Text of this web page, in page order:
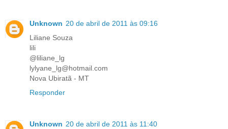
Unknown 20 de abril de 2011 às 09:16
Liliane Souza
lili
@liliane_lg
lylyane_lg@hotmail.com
Nova Ubiratã - MT
Responder
Unknown 20 de abril de 2011 às 11:40